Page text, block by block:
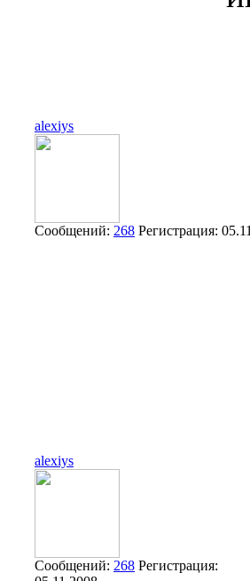
alexiys
Сообщений: 268 Регистрация:
alexiys
Сообщений: 268 Регистрация: